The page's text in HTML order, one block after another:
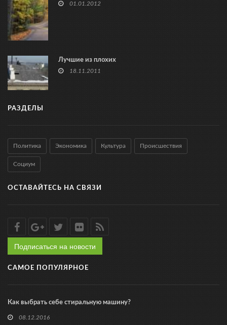
01.01.2012
Лучшие из плохих
18.11.2011
РАЗДЕЛЫ
Политика Экономика Культура Происшествия
Социум
ОСТАВАЙТЕСЬ НА СВЯЗИ
Подписаться на новости
САМОЕ ПОПУЛЯРНОЕ
Как выбрать себе стиральную машину?
08.12.2016